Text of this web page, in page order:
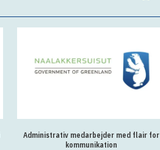
Administrativ medarbejder med flair for
kommunikation